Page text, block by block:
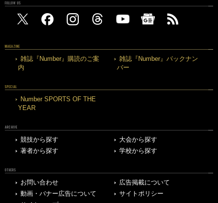
FOLLOW US
MAGAZINE
雑誌『Number』購読のご案
内
雑誌『Number』バックナン
バー
SPECIAL
Number SPORTS OF THE
YEAR
ARCHIVE
競技から探す
大会から探す
著者から探す
学校から探す
OTHERS
お問い合わせ
広告掲載について
動画・バナー広告について
サイトポリシー